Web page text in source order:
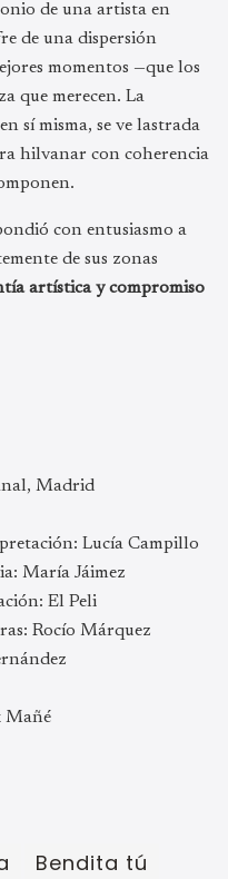
de una artista en
de una dispersión
momentos —que los
que merecen. La
sí misma, se ve lastrada
hilvanar con coherencia
con entusiasmo a
de sus zonas
artística y compromiso
Madrid
Lucía Campillo
María Jáimez
El Peli
Rocío Márquez
Mañé
Bendita tú